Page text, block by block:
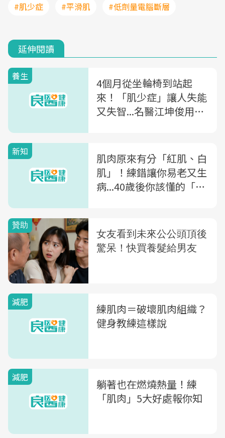
#肌少症
#平滑肌 #低劑量電腦斷層
延伸閱讀
養生
4個月從坐輪椅到站起
來！「肌少症」讓人失能
又失智...名醫江坤俊用
新知
肌肉原來有分「紅肌、白
肌」！練錯讓你易老又生
病...40歲後你該懂的「肌
減肥
練肌肉＝破壞肌肉組織？
健身教練這樣說
減肥
躺著也在燃燒熱量！練
「肌肉」5大好處報你知